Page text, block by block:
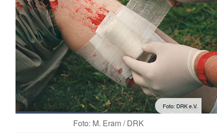
Foto: DRK e.V.
Foto: M. Eram / DRK